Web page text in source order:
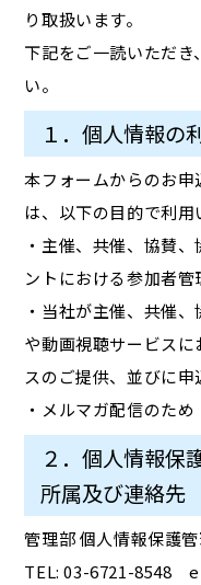
り取扱います。
下記をご一読いただ
い。
１．個人情報の
本フォームからのお
は、以下の目的で利用
・主催、共催、協賛
ントにおける参加者管
・当社が主催、共催
や動画視聴サービス
スのご提供、並びに申
・メルマガ配信のため
２．個人情報保
所属及び連絡先
管理部 個人情報保護
TEL: 03-6721-8548